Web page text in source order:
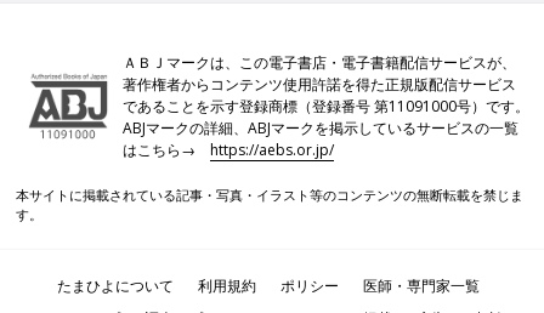
ＡＢＪマークは、この電子書店・電子書籍配信サービスが、
著作権者からコンテンツ使用許諾を得た正規版配信サービス
であることを示す登録商標（登録番号 第11091000号）です。
ABJマークの詳細、ABJマークを掲示しているサービスの一覧
はこちら→https://aebs.or.jp/
本サイトに掲載されている記事・写真・イラスト等のコンテンツの無断転載を禁じま
す。
たまひよについて 利用規約 ポリシー
医師・専門家一覧